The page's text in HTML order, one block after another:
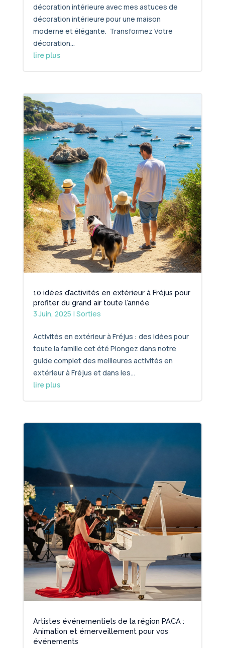
décoration intérieure avec mes astuces de
décoration intérieure pour une maison
moderne et élégante. Transformez Votre
décoration...
lire plus
10 idées d’activités en extérieur à Fréjus pour
profiter du grand air toute l’année
3 Juin, 2025 | Sorties
Activités en extérieur à Fréjus : des idées pour
toute la famille cet été Plongez dans notre
guide complet des meilleures activités en
extérieur à Fréjus et dans les...
lire plus
Artistes événementiels de la région PACA :
Animation et émerveillement pour vos
événements